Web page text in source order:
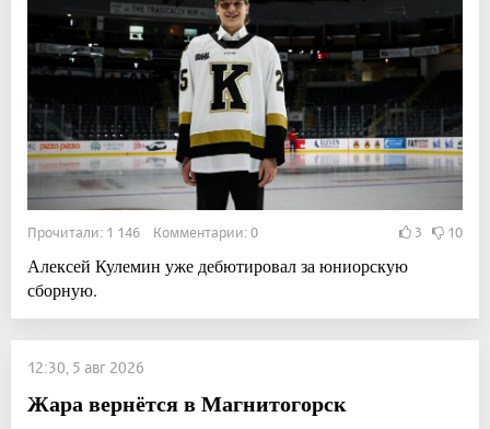
Прочитали: 1 146 Комментарии: 0 3 10
Алексей Кулемин уже дебютировал за юниорскую
сборную.
12:30, 5 авг 2026
Жара вернётся в Магнитогорск